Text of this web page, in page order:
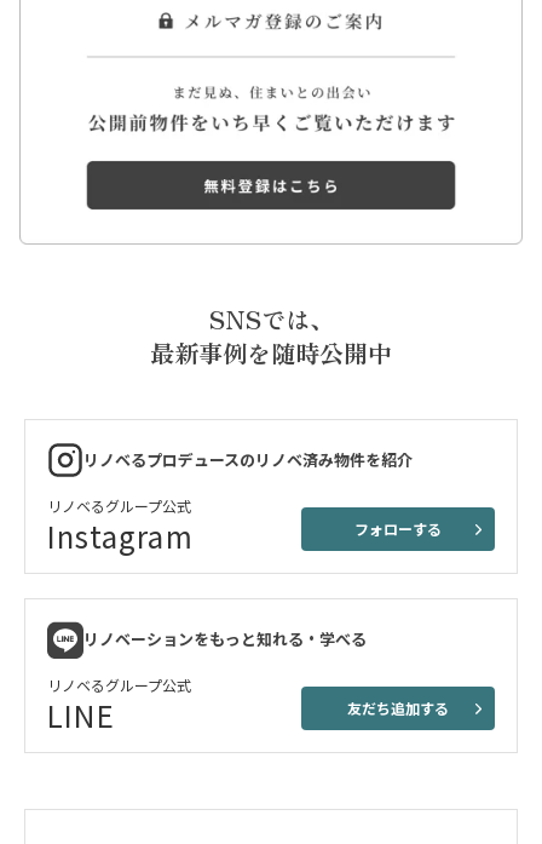
SNSでは、
最新事例を随時公開中
リノベるプロデュースのリノベ済み物件を紹介
リノベるグループ公式
Instagram フォローする
リノベーションをもっと知れる・学べる
リノベるグループ公式
LINE 友だち追加する